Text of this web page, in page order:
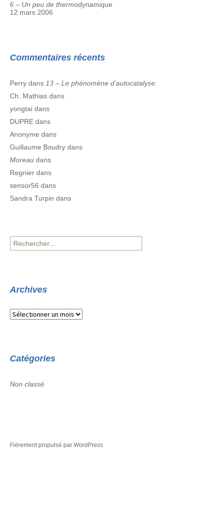
6 – Un peu de thermodynamique
12 mars 2006
Commentaires récents
Perry dans 13 – Le phénomène d’autocatalyse.
Ch. Mathias dans
yongtai dans
DUPRE dans
Anonyme dans
Guillaume Boudry dans
Moreau dans
Regnier dans
sensor56 dans
Sandra Turpin dans
Rechercher :
Archives
Archives
Catégories
Non classé
Fièrement propulsé par WordPress